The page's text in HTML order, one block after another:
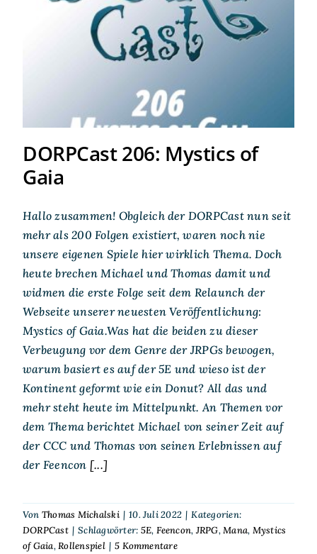
DORPCast 206: Mystics of
Gaia
DORPCast 206: Mystics of
Gaia
Hallo zusammen! Obgleich der DORPCast nun seit
mehr als 200 Folgen existiert, waren noch nie
unsere eigenen Spiele hier wirklich Thema. Doch
heute brechen Michael und Thomas damit und
widmen die erste Folge seit dem Relaunch der
Webseite unserer neuesten Veröffentlichung:
Mystics of Gaia.Was hat die beiden zu dieser
Verbeugung vor dem Genre der JRPGs bewogen,
warum basiert es auf der 5E und wieso ist der
Kontinent geformt wie ein Donut? All das und
mehr steht heute im Mittelpunkt. An Themen vor
dem Thema berichtet Michael von seiner Zeit auf
der CCC und Thomas von seinen Erlebnissen auf
der Feencon [...]
Von Thomas Michalski | 10. Juli 2022 | Kategorien:
DORPCast | Schlagwörter: 5E, Feencon, JRPG,Mana, Mystics
of Gaia,Rollenspiel | 5 Kommentare